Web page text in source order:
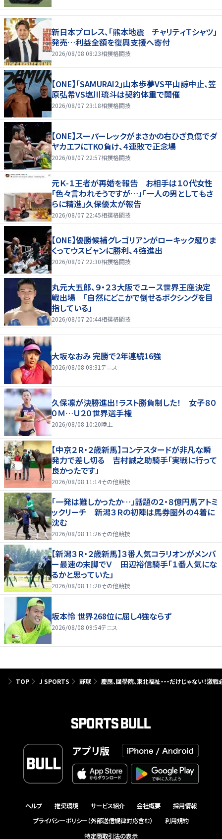
新日本プロレス、「熊本地震 チャリティＴシャツ」
発売…利益全額を復興支援へ寄付
2026/08/08 08:23相撲格闘技
【ONE】「SAMURAI2」山本歩夢VS平山諒中止、笠
原弘希VS塩川琉斗は契約体重で開催
2026/08/07 23:18相撲格闘技
【ONE】スーパーレックがまさかの右ひざ負傷でダ
ヤカエフにTKO負け、４連敗で正念場
2026/08/07 22:57相撲格闘技
元Ｋ-１王者が再婚を報告 お相手は１０代女性
「色々言われそうですが…」「一人の男としてもさ
らに精進」久保優太が報告
2026/08/07 22:45相撲格闘技
【ONE】優勝候補グレゴリアンがローキック蹴りま
くってウスビャンに勝利、４強進出
2026/08/07 22:30相撲格闘技
丸元大五郎、９・２３大阪でユース世界王座決定
戦出場 「自然にどこかで倒せるボクシングを目
指している」
2026/08/07 20:44相撲格闘技
大坂なおみ 完勝で2年連続16強
2026/08/08 08:31テニス
久保凛が決勝進出！ラスト勝負制した！ 女子８０
０Ｍ…Ｕ２０世界選手権
2026/08/08 10:20陸上
【中京２Ｒ・２歳新馬】コンテスタードが非凡な瞬
発力で差し切る 吉村誠之助騎手「実戦に行って
良かったです」
2026/08/08 11:14その他競技
「一発は難しかったか…」話題の２・８億円馬アトミ
ックリーチ 新潟３Ｒの初陣は馬券圏外の４着に
沈む
2026/08/08 11:26その他競技
【新潟３Ｒ・２歳新馬】３番人気コラリオンがメンバ
ー最速の末脚でＶ 田辺裕信騎手「１番人気にな
るかと思っていた」
2026/08/08 11:20その他競技
坂本怜 世界268位に屈し4強ならず
2026/08/08 09:54テニス
TOP J SPORTS 野球 慶應、國學院、東北福祉・・・だけじゃない！
アプリ版
ヘルプ 推奨環境 サービス紹介 会社概要
採用情報
プライバシーポリシー（外部送信規律対応含む）
利用規約
特定商取引法の表示